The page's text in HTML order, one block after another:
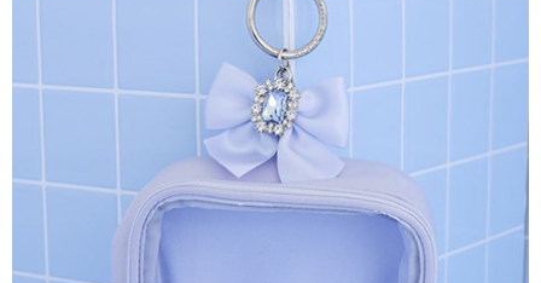
1.分期款項不併入電信帳單，「大哥付你分期」於每月結算日後寄送繳費提
2.透過簡訊連結打開帳單後，可選擇「超商條碼／台灣大直營門市／銀行轉
帳／街口支付／iPASS MONEY」等通路繳費。
1.本服務係由「台灣大哥大股份有限公司」（以下簡稱本公司）所提供，讓
用戶於交易時，得透過本服務購買商品或服務，並由商店將買賣／分期付款
買賣價金債權讓與本公司後，依約使用本公司帳單繳交帳款。
2.基於同意付款使用「大哥付你分期」之契約關係目的，商店將以您的個人
資料（包含姓名、電話或地址）提供予台灣大哥大進項蒐集、處理及利用，
由本公司與您本人進行分期帳單所需資料之確認、核對及更正。
3.完整用戶服務條款，請詳閱以下連結：
https://oppay.tw/userRule
【「AFTEE先享後付」結帳流程】
１．於結帳方式選擇「AFTEE先享後付」後，將跳轉至「AFTEE先享後付」
結帳頁面，進行簡訊認證並確認金額後，即可完成結帳。
２．訂單成立數日內，您將收到繳費通知簡訊。
３．收到繳費通知簡訊後14天內，點擊此簡訊中的連結，可透過四大超商／
ATM／網路銀行／等多元方式進行付款，方視為交易完成。
※ 請注意：結帳手續完成當下不需立刻繳費，但若您需要取消訂單，請聯絡
購買商品的店家。未經商家同意取消之訂單仍視為有效，需透過AFTEE先享
後付繳納相關費用。
※ 交易是否成功請以「AFTEE先享後付 」之結帳頁面顯示為準，若有關於
是否繳費成功／繳費後需取消欲退款等相關疑問，請聯繫「AFTEE先享後付
https://netprotections.freshdesk.com/support/home
每筆NT$60，滿NT$1,500(含以上)免運費
每筆NT$60，滿NT$1,500(含以上)免運費
每筆NT$60，滿NT$1,500(含以上)免運費
每筆NT$60，滿NT$1,500(含以上)免運費